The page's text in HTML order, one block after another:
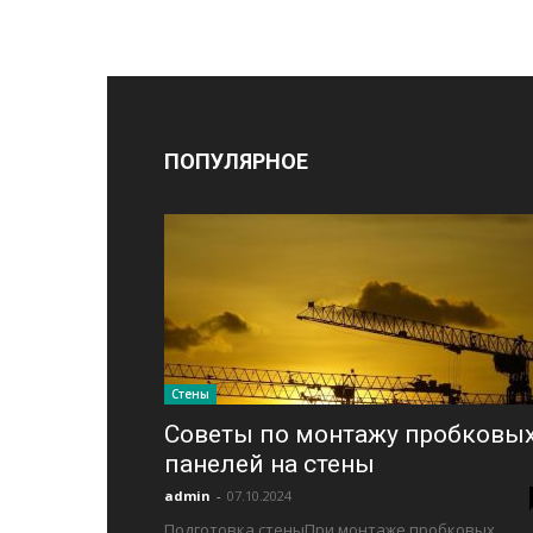
ПОПУЛЯРНОЕ
Стены
Советы по монтажу
панелей на стены
admin - 07.10.2024